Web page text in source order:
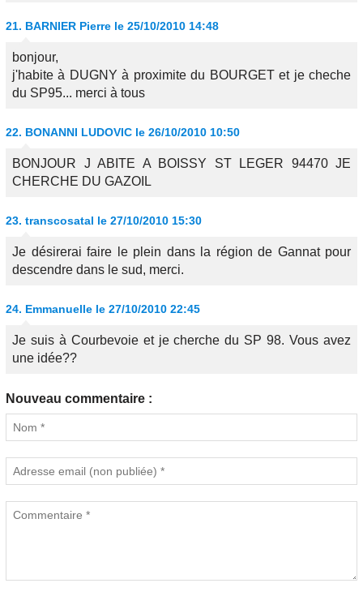
21. BARNIER Pierre le 25/10/2010 14:48
bonjour,
j'habite à DUGNY à proximite du BOURGET et je cheche
du SP95... merci à tous
22. BONANNI LUDOVIC le 26/10/2010 10:50
BONJOUR J ABITE A BOISSY ST LEGER 94470 JE
CHERCHE DU GAZOIL
23. transcosatal le 27/10/2010 15:30
Je désirerai faire le plein dans la région de Gannat pour
descendre dans le sud, merci.
24. Emmanuelle le 27/10/2010 22:45
Je suis à Courbevoie et je cherche du SP 98. Vous avez
une idée??
Nouveau commentaire :